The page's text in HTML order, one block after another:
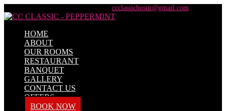
ccclassichosur@gmail.com
HOME
ABOUT
OUR ROOMS
RESTAURANT
BANQUET
GALLERY
CONTACT US
OFFERS
BOOK NOW